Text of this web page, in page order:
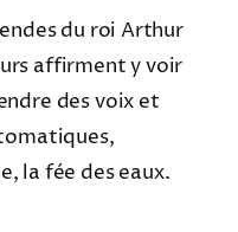
du roi Arthur
affirment y voir
des voix et
la fée des eaux.